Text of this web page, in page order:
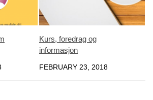
Kurs, foredrag og
informasjon
FEBRUARY 23, 2018